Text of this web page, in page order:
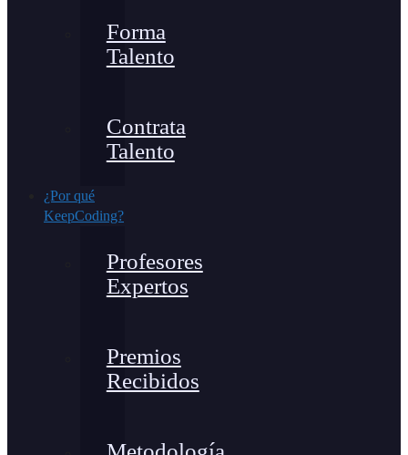
Forma
Talento
Contrata
Talento
¿Por qué
KeepCoding?
Profesores
Expertos
Premios
Recibidos